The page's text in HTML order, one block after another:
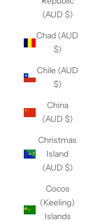
(AUD $)
Chad (AUD
$)
Chile (AUD
$)
China
(AUD $)
Christmas
Island
(AUD $)
Cocos
(Keeling)
Islands